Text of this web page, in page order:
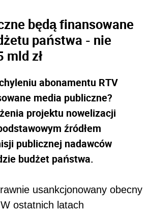
będą finansowane
państwa - nie
mld zł
abonamentu RTV
media publiczne?
projektu nowelizacji
źródłem
publicznej nadawców
budżet państwa.
usankcjonowany obecny
ostatnich latach